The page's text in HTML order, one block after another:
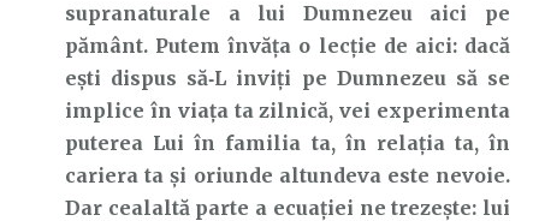
supranaturale a lui Dumnezeu aici pe
pământ. Putem învăța o lecție de aici: dacă
ești dispus să‑L inviți pe Dumnezeu să se
implice în viața ta zilnică, vei experimenta
puterea Lui în familia ta, în relația ta, în
cariera ta și oriunde altundeva este nevoie.
Dar cealaltă parte a ecuației ne trezește: lui